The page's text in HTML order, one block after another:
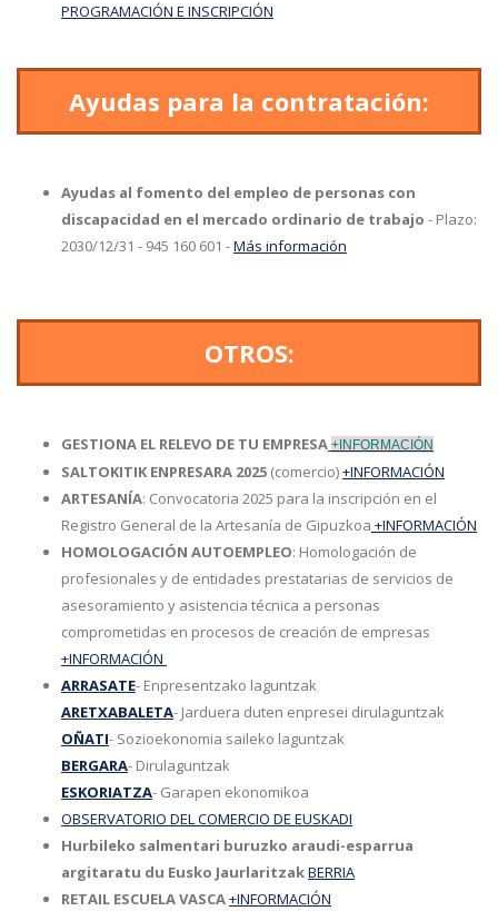
PROGRAMACIÓN E INSCRIPCIÓN
Ayudas para la contratación:
Ayudas al fomento del empleo de personas con
discapacidad en el mercado ordinario de trabajo - Plazo:
2030/12/31 - 945 160 601 -Más información
OTROS:
GESTIONA EL RELEVO DE TU EMPRESA +INFORMACIÓN
SALTOKITIK ENPRESARA 2025 (comercio)+INFORMACIÓN
ARTESANÍA: Convocatoria 2025 para la inscripción en el
Registro General de la Artesanía de Gipuzkoa +INFORMACIÓN
HOMOLOGACIÓN AUTOEMPLEO: Homologación de
profesionales y de entidades prestatarias de servicios de
asesoramiento y asistencia técnica a personas
comprometidas en procesos de creación de empresas
+INFORMACIÓN
ARRASATE- Enpresentzako laguntzak
ARETXABALETA- Jarduera duten enpresei dirulaguntzak
OÑATI- Sozioekonomia saileko laguntzak
BERGARA- Dirulaguntzak
ESKORIATZA- Garapen ekonomikoa
OBSERVATORIO DEL COMERCIO DE EUSKADI
Hurbileko salmentari buruzko araudi-esparrua
argitaratu du Eusko JaurlaritzakBERRIA
RETAIL ESCUELA VASCA+INFORMACIÓN